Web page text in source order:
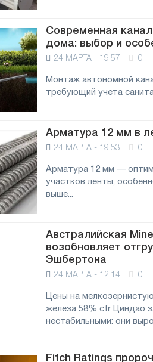
Современная
дома: выбор и
24 МАРТА - 19:57 0
Монтаж автономной
требующий учета
Арматура 12 мм в
24 МАРТА - 19:53 0
Арматура 12 мм —
участков ленты,
выше...
Австралийская
возобновляет
Эшбертона
24 МАРТА - 12:14 0
Цены на
железа 58% cfr Циндао
нестабильными: они
Fitch Ratings